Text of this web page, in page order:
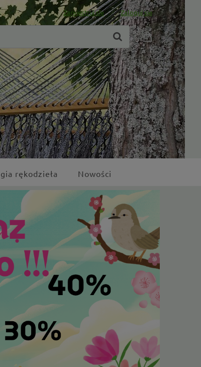
Zarejestruj się Zaloguj się
rękodzieła Nowości